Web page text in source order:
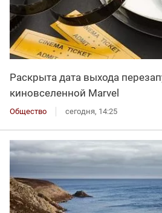
Раскрыта дата выхода
киновселенной Marvel
Общество сегодня, 14:25